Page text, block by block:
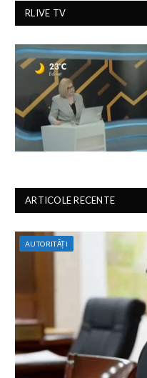
RLIVE TV
ARTICOLE RECENTE
AUTORITĂȚI